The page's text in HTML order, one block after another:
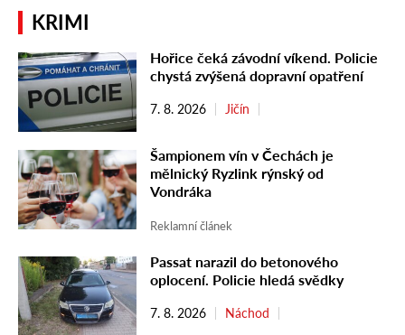
KRIMI
Hořice čeká závodní víkend. Policie
chystá zvýšená dopravní opatření
7. 8. 2026 Jičín
Šampionem vín v Čechách je
mělnický Ryzlink rýnský od
Vondráka
Reklamní článek
Passat narazil do betonového
oplocení. Policie hledá svědky
7. 8. 2026 Náchod